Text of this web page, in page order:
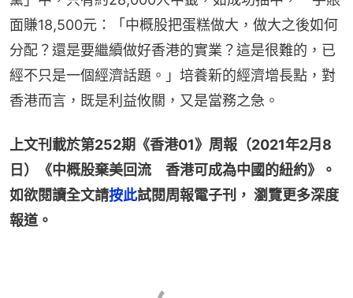
面賺18,500元：「中概股把蛋糕做大，做大之後如何
分配？還是要繼續做好香港的實業？這是很難的，已
經不只是一個經濟話題。」培養新的經濟增長點，對
香港而言，既是利益攸關，又是當務之急。
上文刊載於第252期《香港01》周報（2021年2月8
日）《中概股棄美回流　香港可成為中國的紐約》。
如欲閱讀全文請按此試閱周報電子刊， 瀏覽更多深度
報道。